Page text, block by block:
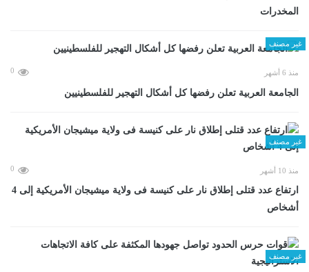
المخدرات
غير مصنف
منذ 6 أشهر 0
الجامعة العربية تعلن رفضها كل أشكال التهجير للفلسطينيين
غير مصنف
منذ 10 أشهر 0
ارتفاع عدد قتلى إطلاق نار على كنيسة فى ولاية ميشيجان الأمريكية إلى 4
أشخاص
غير مصنف